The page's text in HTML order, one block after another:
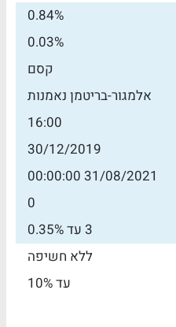
0.84%
0.03%
קסם
אלמגור-בריטמן נאמנות
16:00
30/12/2019
31/08/2021 00:00:00
0
3 עד 0.35%
ללא חשיפה
עד 10%